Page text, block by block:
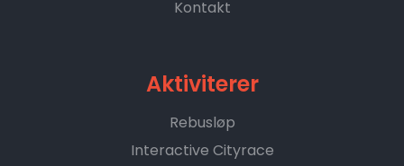
Kontakt
Aktiviterer
Rebusløp
Interactive Cityrace